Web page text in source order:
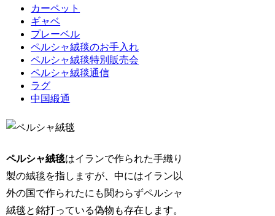
カーペット
ギャベ
プレーベル
ペルシャ絨毯のお手入れ
ペルシャ絨毯特別販売会
ペルシャ絨毯通信
ラグ
中国緞通
ペルシャ絨毯はイランで作られた手織り
製の絨毯を指しますが、中にはイラン以
外の国で作られたにも関わらずペルシャ
絨毯と銘打っている偽物も存在します。